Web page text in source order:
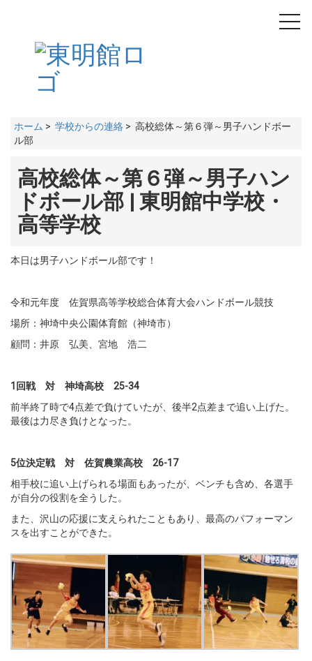
ホーム > 学校からの連絡 > 高校総体～第６弾～男子ハンドボー
ル部
高校総体～第６弾～男子ハン
ドボール部 | 東明館中学校・
高等学校
本日は男子ハンドボール部です！
令和元年度 佐賀県高等学校総合体育大会ハンドボール競技
場所：神埼中央公園体育館（神埼市）
顧問：井原 弘美、宮地 浩二
1回戦 対 神埼高校 25-34
前半終了時で4点差で負けていたが、後半2点差まで追い上げた。
最後は力尽き負けとなった。
5位決定戦 対 佐賀農業高校 26-17
相手校に追い上げられる場面もあったが、ベンチも含め、各選手
が自分の役割を全うした。
また、沢山の応援に支えられたこともあり、最高のパフォーマン
スを出すことができた。